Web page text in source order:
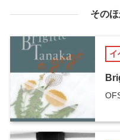
その
イ